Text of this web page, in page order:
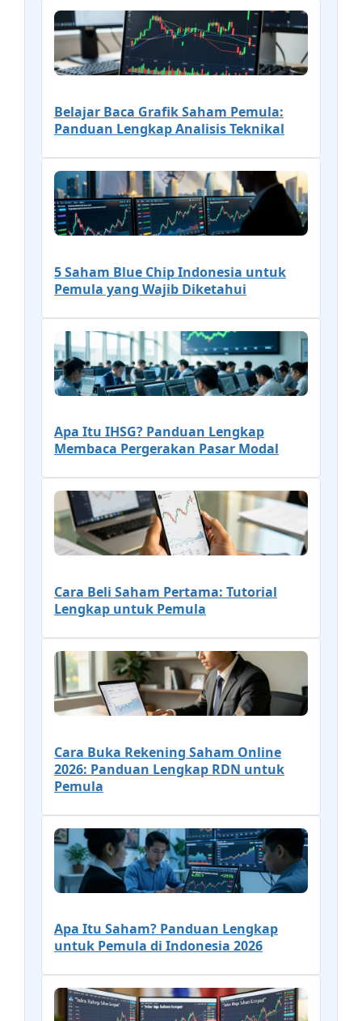
Belajar Baca Grafik Saham Pemula:
Panduan Lengkap Analisis Teknikal
5 Saham Blue Chip Indonesia untuk
Pemula yang Wajib Diketahui
Apa Itu IHSG? Panduan Lengkap
Membaca Pergerakan Pasar Modal
Cara Beli Saham Pertama: Tutorial
Lengkap untuk Pemula
Cara Buka Rekening Saham Online
2026: Panduan Lengkap RDN untuk
Pemula
Apa Itu Saham? Panduan Lengkap
untuk Pemula di Indonesia 2026